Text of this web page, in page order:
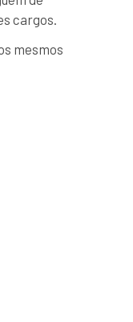
cargos.
mesmos